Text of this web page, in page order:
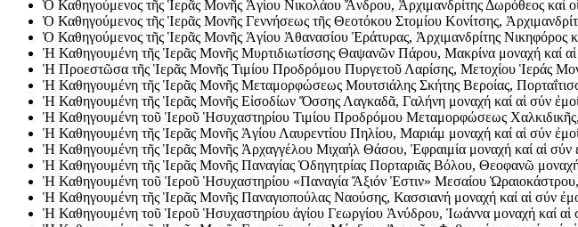
Ὁ Καθηγούμενος τῆς Ἱερᾶς Μονῆς Ἁγίου Νικολάου Ἄνδρου, Ἀρχιμανδρίτης Δωρόθεος καί
Ὁ Καθηγούμενος τῆς Ἱερᾶς Μονῆς Γεννήσεως τῆς Θεοτόκου Στομίου Κονίτσης,
Ὁ Καθηγούμενος τῆς Ἱερᾶς Μονῆς Ἁγίου Ἀθανασίου Ἐράτυρας, Ἀρχιμανδρίτης Νικηφόρος
Ἡ Καθηγουμένη τῆς Ἱερᾶς Μονῆς Μυρτιδιωτίσσης Θαψανῶν Πάρου, Μακρίνα μοναχή καί αἱ
Ἡ Προεστῶσα τῆς Ἱερᾶς Μονῆς Τιμίου Προδρόμου Πυργετοῦ Λαρίσης, Μετοχίου Ἱεράς
Ἡ Καθηγουμένη τῆς Ἱερᾶς Μονῆς Μεταμορφώσεως Μουτσιάλης Σκήτης Βεροίας,
Ἡ Καθηγουμένη τῆς Ἱερᾶς Μονῆς Εἰσοδίων Ὄσσης Λαγκαδᾶ, Γαλήνη μοναχή καί αἱ σύν
Ἡ Καθηγουμένη τοῦ Ἱεροῦ Ἡσυχαστηρίου Τιμίου Προδρόμου Μεταμορφώσεως
Ἡ Καθηγουμένη τῆς Ἱερᾶς Μονῆς Ἁγίου Λαυρεντίου Πηλίου, Μαριάμ μοναχή καί αἱ σύν
Ἡ Καθηγουμένη τῆς Ἱερᾶς Μονῆς Ἀρχαγγέλου Μιχαήλ Θάσου, Ἐφραιμία μοναχή καί αἱ σύν
Ἡ Καθηγουμένη τῆς Ἱερᾶς Μονῆς Παναγίας Ὁδηγητρίας Πορταριᾶς Βόλου, Θεοφανῶ μοναχή
Ἡ Καθηγουμένη τοῦ Ἱεροῦ Ἡσυχαστηρίου «Παναγία Ἄξιόν Ἐστιν» Μεσαίου
Ἡ Καθηγουμένη τῆς Ἱερᾶς Μονῆς Παναγιοπούλας Ναούσης, Κασσιανή μοναχή καί αἱ σύν
Ἡ Καθηγουμένη τοῦ Ἱεροῦ Ἡσυχαστηρίου ἁγίου Γεωργίου Ἀνύδρου, Ἰωάννα μοναχή καί αἱ